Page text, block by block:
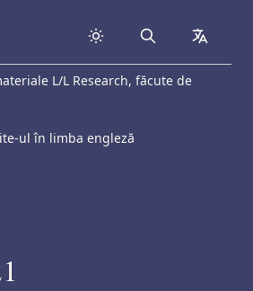
Search
L/L Research, făcute de
ul în limba engleză